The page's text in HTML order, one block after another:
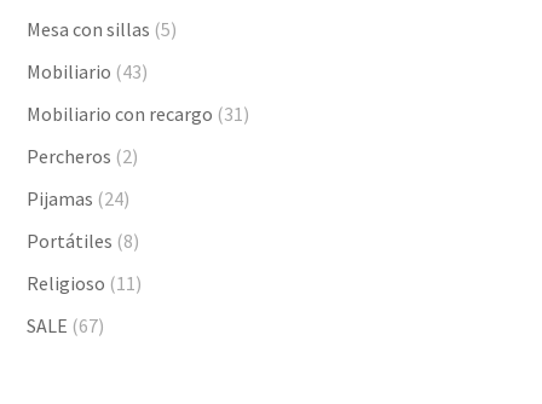
Mesa con sillas (5)
Mobiliario (43)
Mobiliario con recargo (31)
Percheros (2)
Pijamas (24)
Portátiles (8)
Religioso (11)
SALE (67)